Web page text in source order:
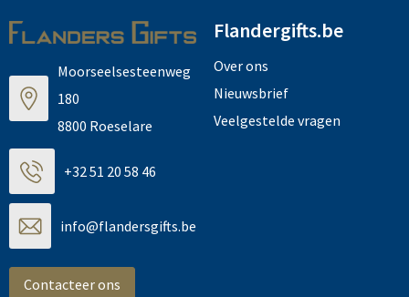
Moorseelsesteenweg
180
8800 Roeselare
+32 51 20 58 46
info@flandersgifts.be
Contacteer ons
Flandergifts.be
Over ons
Nieuwsbrief
Veelgestelde vragen